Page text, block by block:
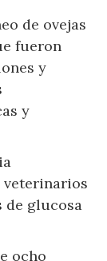
de ovejas
fueron
y
y
veterinarios
de glucosa
ocho